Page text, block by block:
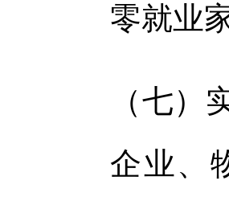
零就业
（七
企业、